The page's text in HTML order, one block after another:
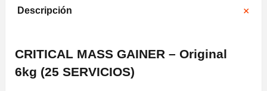
Descripción
CRITICAL MASS GAINER – Original
6kg (25 SERVICIOS)